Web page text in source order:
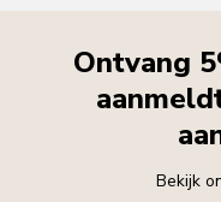
Ontvang
Bekijk